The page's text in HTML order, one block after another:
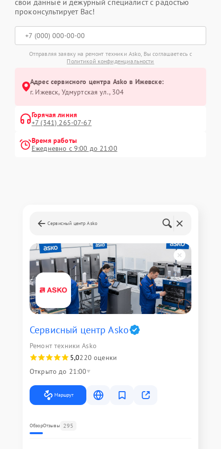
проконсультирует Вас!
Отправляя заявку на ремонт техники Asko, Вы соглашаетесь с
Политикой конфиденциальности
Адрес сервисного центра Asko в Ижевске:
г. Ижевск, Удмуртская ул., 304
Горячая линия
+7 (341) 265-07-67
Время работы
Ежедневно с 9:00 до 21:00
Сервисный центр Asko
Сервисный центр Asko
Ремонт техники Asko
5,0220 оценки
Открыто до 21:00
Маршрут
ОбзорОтзывы 295